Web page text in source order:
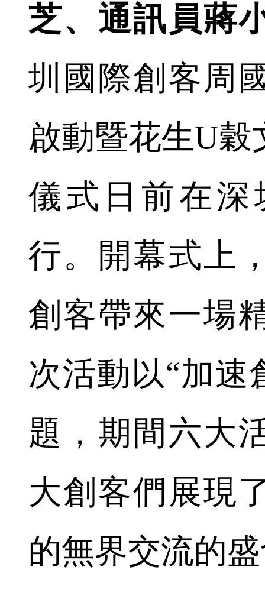
芝、通訊員蔣
圳國際創客周
啟動暨花生U
儀式日前在深
行。開幕式上
創客帶來一場
次活動以“加速
題，期間六大
大創客們展現
的無界交流的